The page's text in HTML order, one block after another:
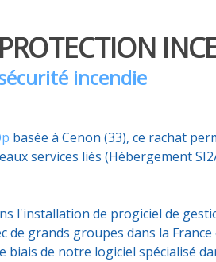
incendie
basée à Cenon (33), ce rachat
services liés (Hébergement
l'installation de progiciel de
grands groupes dans la
de notre logiciel spécialisé